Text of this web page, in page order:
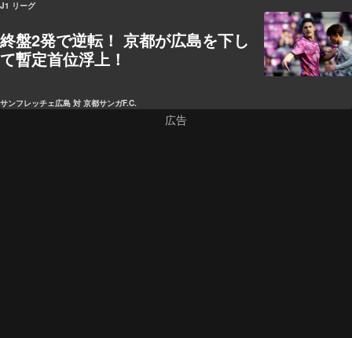
J1 リーグ
終盤2発で逆転！ 京都が広島を下し
て暫定首位浮上！
サンフレッチェ広島 対 京都サンガF.C.